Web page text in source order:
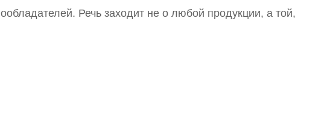
Речь заходит не о любой продукции, а той,